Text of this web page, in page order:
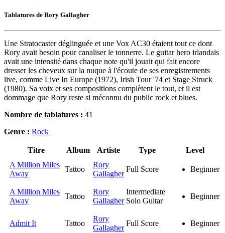
Tablatures de Rory Gallagher
Une Stratocaster déglinguée et une Vox AC30 étaient tout ce dont
Rory avait besoin pour canaliser le tonnerre. Le guitar hero irlandais
avait une intensité dans chaque note qu'il jouait qui fait encore
dresser les cheveux sur la nuque à l'écoute de ses enregistrements
live, comme Live In Europe (1972), Irish Tour '74 et Stage Struck
(1980). Sa voix et ses compositions complètent le tout, et il est
dommage que Rory reste si méconnu du public rock et blues.
Nombre de tablatures : 41
Genre : Rock
Titre Album Artiste Type
Level
A Million Miles
Away
Tattoo
Rory
Gallagher
Full Score Beginner
A Million Miles
Away
Tattoo
Rory
Gallagher
Intermediate
Solo Guitar
Beginner
Admit It Tattoo
Rory
Gallagher
Full Score Beginner